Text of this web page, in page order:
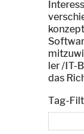
ler /IT-
das
Tag-